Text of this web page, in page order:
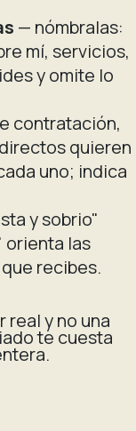
— nómbralas:
mí, servicios,
y omite lo
contratación,
quieren
uno; indica
y sobrio"
orienta las
recibes.
real y no una
te cuesta